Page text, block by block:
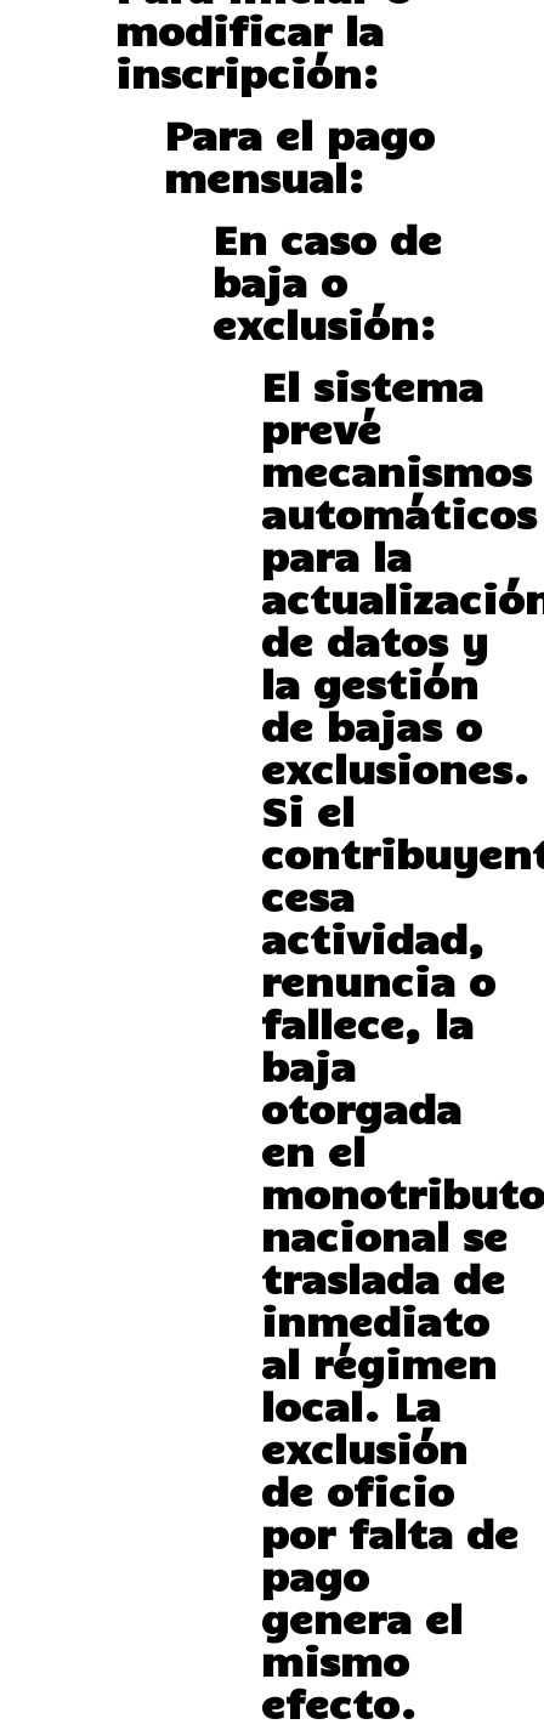
modificar la
inscripción:
Para el pago
mensual:
En caso de
baja o
exclusión:
El sistema
prevé
mecanismos
automáticos
para la
de datos y
la gestión
de bajas o
exclusiones.
Si el
cesa
actividad,
renuncia o
fallece, la
baja
otorgada
en el
monotributo
nacional se
traslada de
inmediato
al régimen
local. La
exclusión
de oficio
por falta de
pago
genera el
mismo
efecto.